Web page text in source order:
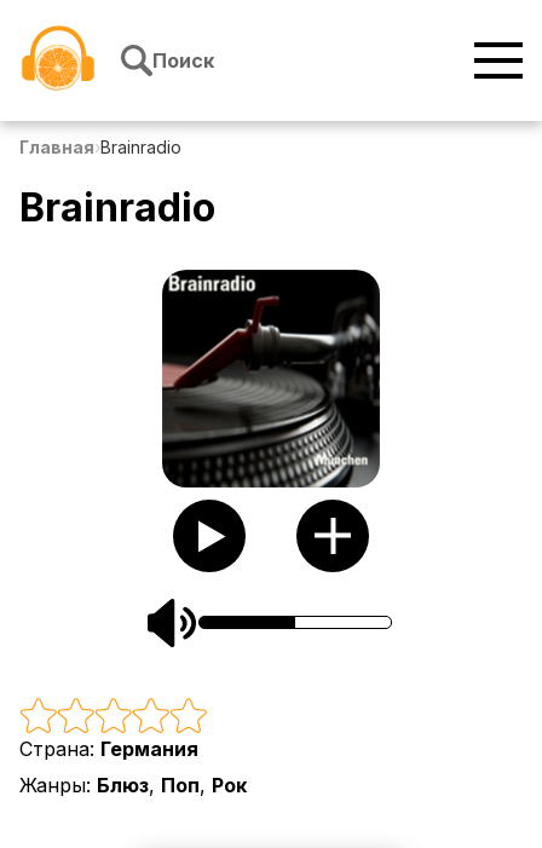
Поиск
Главная›Brainradio
Brainradio
Страна: Германия
Жанры: Блюз, Поп, Рок